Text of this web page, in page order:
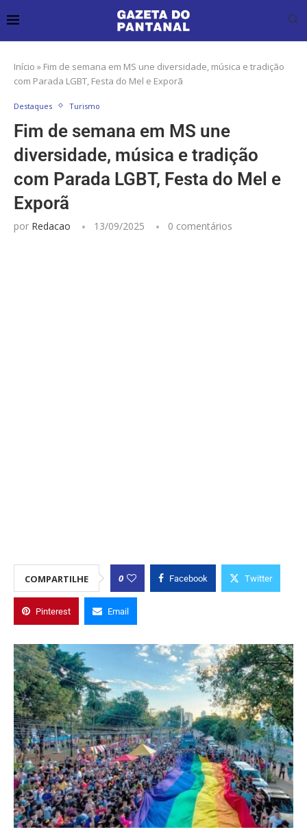
Início » Fim de semana em MS une diversidade, música e tradição
com Parada LGBT, Festa do Mel e Exporã
Destaques Turismo
Fim de semana em MS une
diversidade, música e tradição
com Parada LGBT, Festa do Mel e
Exporã
por Redacao 13/09/2025 0 comentários
COMPARTILHE 0 Facebook Twitter
Pinterest Email